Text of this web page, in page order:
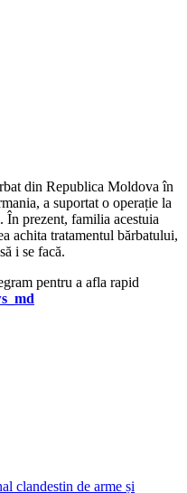
din Republica Moldova în
a suportat o operație la
În prezent, familia acestuia
achita tratamentul bărbatului,
i se facă.
pentru a afla rapid
clandestin de arme și